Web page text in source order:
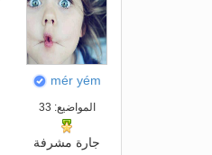
mér yém
المواضيع: 33
جارة مشرفة